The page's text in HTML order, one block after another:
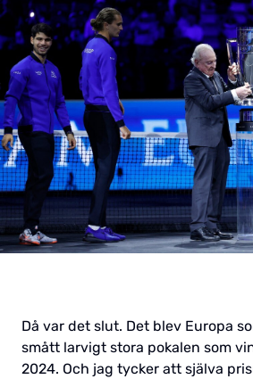
Då var det slut. Det blev Europa
smått larvigt stora pokalen som
2024. Och jag tycker att själva